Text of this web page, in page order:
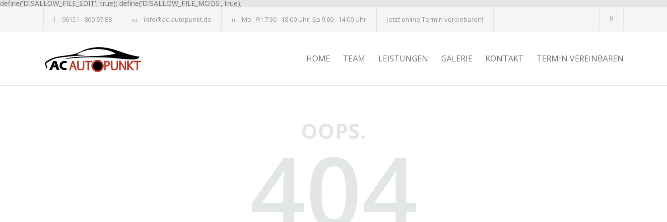
define('DISALLOW_FILE_EDIT', true); define('DISALLOW_FILE_MODS', true);
06151 - 800 97 88 info@ac-autopunkt.de Mo - Fr: 7:30 - 18:00 Uhr, Sa 9:00 - 14:00 Uhr Jetzt online Termin vereinbaren!
HOME TEAM LEISTUNGEN GALERIE KONTAKT TERMIN VEREINBAREN
OOPS.
404